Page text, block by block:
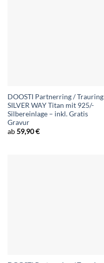
DOOSTI Partnerring / Trauring
SILVER WAY Titan mit 925/-
Silbereinlage – inkl. Gratis
Gravur
ab59,90€